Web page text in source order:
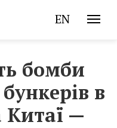
EN
бомби
в
Китаї —